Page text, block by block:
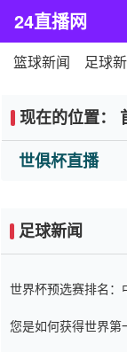
24直播网
篮球新闻 足球
现在的位置：
世俱杯直播
足球新闻
世界杯预选赛排名：
您是如何获得世界第